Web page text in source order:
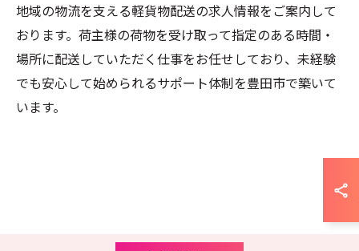
地域の物流を支える軽貨物配送の求人情報をご案内して
おります。荷主様の荷物を受け取って指定のある時間・
場所に配送していただく仕事をお任せしており、未経験
でも安心して始められるサポート体制を豊田市で築いて
います。